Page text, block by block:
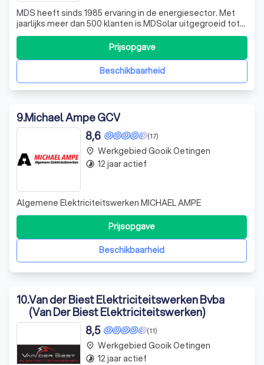
MDS heeft sinds 1985 ervaring in de energiesector. Met
jaarlijks meer dan 500 klanten is MDSolar uitgegroeid tot
een echte zonne-energie specialist. Er wordt enkel
gewerkt met topmerken zoals LG, Q Cells, AEG, Denim en
SolarEdge maar ook opkomende merken zoals Trinasolar
en Solax. Buiten zonne-energBeschikbaarheid
Prijsopgave
9.Michael Ampe GCV
(17)
8,6
Algemene Elektriciteitswerken MICHAEL AMPE
Beschikbaarheid
Prijsopgave
place Werkgebied Gooik Oetingen
timelapse 12 jaar actief
10.Van der Biest Elektriciteitswerken Bvba
(Van Der Biest Elektriciteitswerken)
(11)
8,5
place Werkgebied Gooik Oetingen
timelapse 12 jaar actief